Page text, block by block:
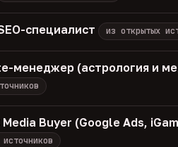
специалист из открытых
менеджер (астрология и
Media Buyer (Google Ads,